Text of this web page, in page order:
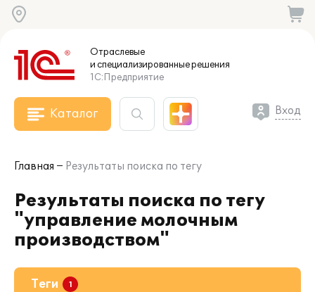
Отраслевые
и специализированныерешения
1С:Предприятие
Каталог Вход
Главная Результаты поиска по тегу
Результаты поиска по тегу
"управление молочным
производством"
Теги